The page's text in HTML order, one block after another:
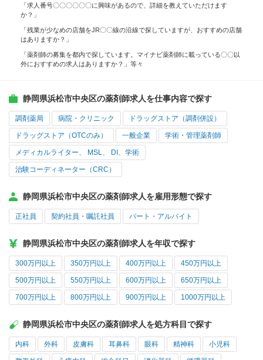
「求人番号〇〇〇〇〇〇に興味があるので、詳細を教えていただけます
か？」
「残業が少なめの店舗をJR〇〇線の沿線で探していますが、おすすめの店舗
はありますか？」
「薬剤師の募集を都内で探しています。マイナビ薬剤師に載っている〇〇以
外におすすめの求人はありますか？」等々
静岡県浜松市中央区の薬剤師求人を仕事内容で探す
調剤薬局 病院・クリニック ドラッグストア（調剤併設）
ドラッグストア（OTCのみ） 一般企業 学術・管理薬剤師
メディカルライター、 MSL、 DI、学術
治験コーディネーター（CRC）
静岡県浜松市中央区の薬剤師求人を雇用形態で探す
正社員 契約社員・嘱託社員 パート・アルバイト
静岡県浜松市中央区の薬剤師求人を年収で探す
300万円以上 350万円以上 400万円以上 450万円以上
500万円以上 550万円以上 600万円以上 650万円以上
700万円以上 800万円以上 900万円以上 1000万円以上
静岡県浜松市中央区の薬剤師求人を処方科目で探す
内科 外科 皮膚科 耳鼻科 眼科 精神科 小児科